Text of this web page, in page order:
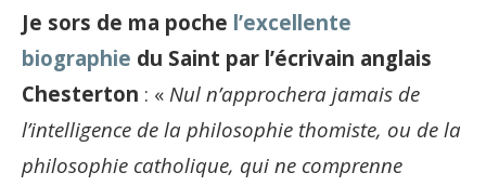
Je sors de ma poche l’excellente
biographie du Saint par l’écrivain anglais
Chesterton : « Nul n’approchera jamais de
l’intelligence de la philosophie thomiste, ou de la
philosophie catholique, qui ne comprenne